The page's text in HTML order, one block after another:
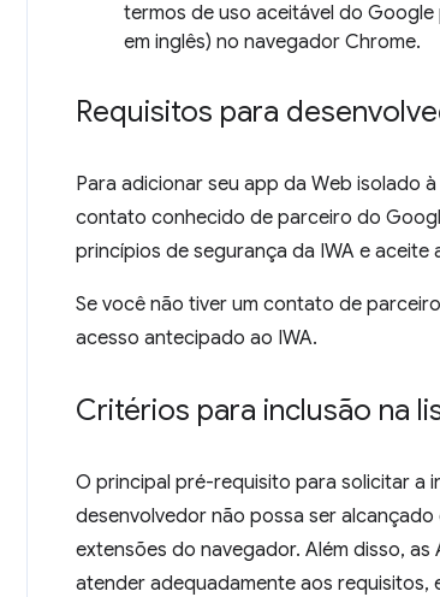
termos de uso aceitável do
em inglês) no navegador Chrome.
Requisitos para
Para adicionar seu app da Web isolado
contato conhecido de parceiro do
princípios de segurança da IWA e aceite
Se você não tiver um contato de
acesso antecipado ao IWA.
Critérios para inclusão na
O principal pré-requisito para solicitar a
desenvolvedor não possa ser
extensões do navegador. Além disso,
atender adequadamente aos